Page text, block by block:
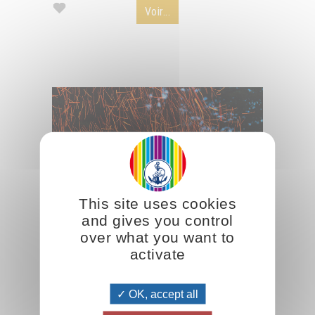
Voir...
La chaleur du feu
Quelques mots d'Omraam Mikhaël Aïvanhov sur
This site uses cookies
and gives you control
over what you want to
activate
OK, accept all